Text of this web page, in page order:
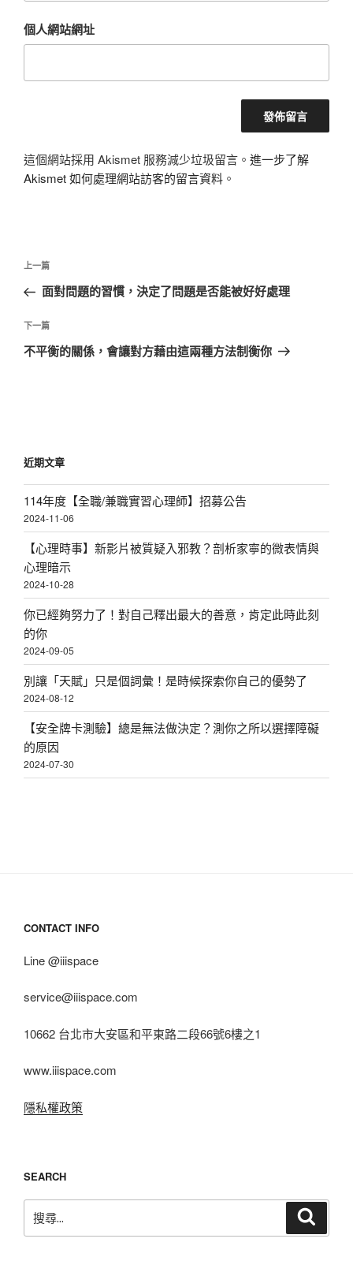
個人網站網址
這個網站採用 Akismet 服務減少垃圾留言。 進一步了解
Akismet 如何處理網站訪客的留言資料 。
文
導
覽
上
一
文
章
上一篇
面對問題的習慣，決定了問題是否能被好好處理
下
一
下一篇
不平衡的關係，會讓對方藉由這兩種方法制衡你
近期文章
114年度【全職/兼職實習心理師】招募公告
2024-11-06
【心理時事】新影片被質疑入邪教？剖析家寧的微表情與
心理暗示
2024-10-28
你已經夠努力了！對自己釋出最大的善意，肯定此時此刻
的你
2024-09-05
別讓「天賦」只是個詞彙！是時候探索你自己的優勢了
2024-08-12
【安全牌卡測驗】總是無法做決定？測你之所以選擇障礙
的原因
2024-07-30
CONTACT INFO
Line @iiispace
service@iiispace.com
10662 台北市大安區和平東路二段66號6樓之1
www.iiispace.com
隱私權政策
SEARCH
尋